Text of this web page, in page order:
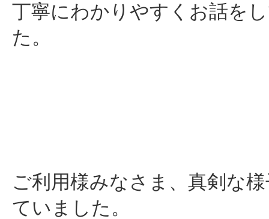
丁寧にわかりやすくお話を
た。
ご利用様みなさま、真剣な
ていました。